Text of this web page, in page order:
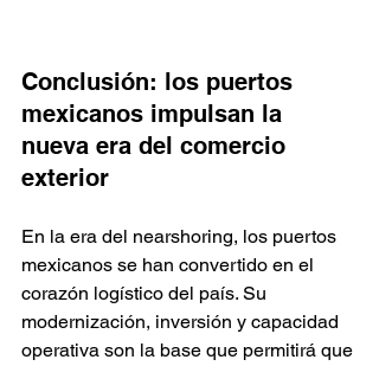
Conclusión: los puertos
mexicanos impulsan la
nueva era del comercio
exterior
En la era del nearshoring, los puertos
mexicanos se han convertido en el
corazón logístico del país. Su
modernización, inversión y capacidad
operativa son la base que permitirá que